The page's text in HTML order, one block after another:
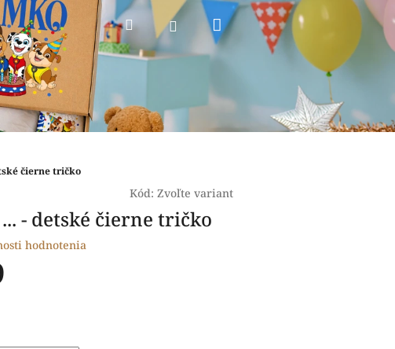
HľadaťPrihlásenieNákupný
čierne tričko
Kód: Zvoľte variant
- detské čierne tričko
hodnotenia